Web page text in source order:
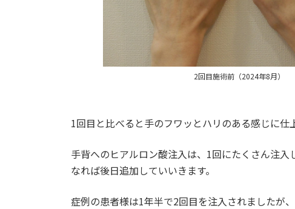
2回目施術前（2024年8月）
1回目と比べると手のフワッとハリのある感じに仕
手背へのヒアルロン酸注入は、1回にたくさん注
なれば後日追加していいきます。
症例の患者様は1年半で2回目を注入されましたが